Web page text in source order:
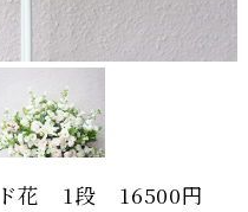
ド花 1段 16500円